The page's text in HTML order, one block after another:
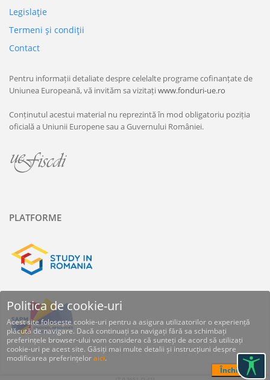
Legislaţie
Termeni şi condiţii
Contact
Pentru informații detaliate despre celelalte programe cofinanțate de
Uniunea Europeană, vă invităm sa vizitațiwww.fonduri-ue.ro
Conținutul acestui material nu reprezintă în mod obligatoriu poziția
oficială a Uniunii Europene sau a Guvernului României.
PLATFORME
Politica de cookie-uri
Acest site folosește cookie-uri pentru a asigura utilizatorilor o experiență
plăcută de navigare. Dacă continuați sa navigați fără sa schimbați
preferințele browser-ului vom considera că sunteți de acord să utilizați
cookie-uri pe acest site. Găsiți mai multe detalii și instrucțiuni despre
modificarea preferințeloraici.